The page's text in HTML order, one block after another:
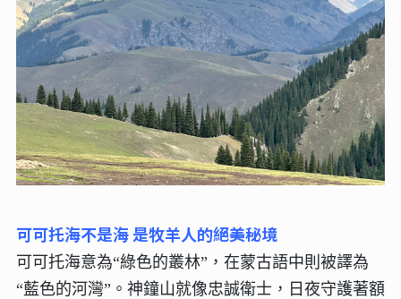
可可托海不是海 是牧羊人的絕美秘境
可可托海意為“綠色的叢林”，在蒙古語中則被譯為
“藍色的河灣”。神鐘山就像忠誠衛士，日夜守護著額